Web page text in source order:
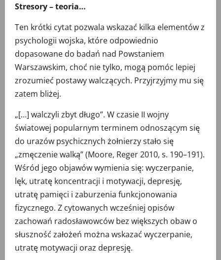
Stresory – teoria…
Ten krótki cytat pozwala wskazać kilka elementów z
psychologii wojska, które odpowiednio
dopasowane do badań nad Powstaniem
Warszawskim, choć nie tylko, mogą pomóc lepiej
zrozumieć postawy walczących. Przyjrzyjmy mu się
zatem bliżej.
„[…] walczyli zbyt długo”. W czasie II wojny
światowej popularnym terminem odnoszącym się
do urazów psychicznych żołnierzy stało się
„zmęczenie walką” (Moore, Reger 2010, s. 190–191).
Wśród jego objawów wymienia się: wyczerpanie,
lęk, utratę koncentracji i motywacji, depresję,
utratę pamięci i zaburzenia funkcjonowania
fizycznego. Z cytowanych wcześniej opisów
zachowań radosławowców bez większych obaw o
słuszność założeń można wskazać wyczerpanie,
utratę motywacji oraz depresję.